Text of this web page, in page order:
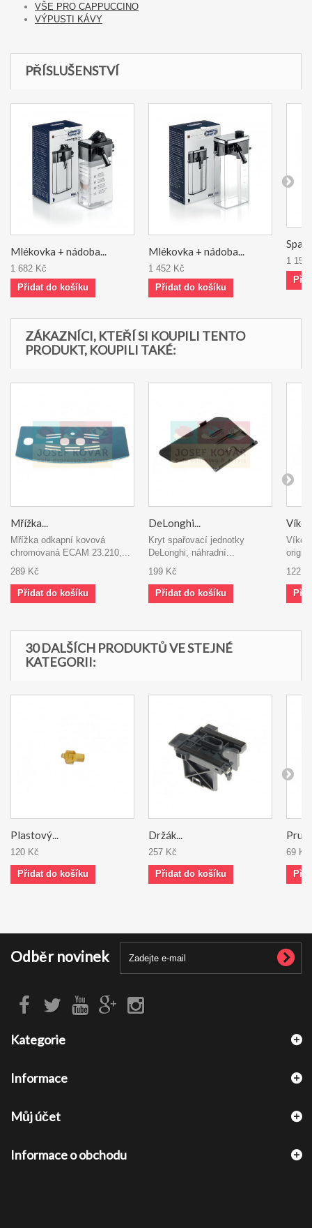
VŠE PRO CAPPUCCINO
VÝPUSTI KÁVY
PŘÍSLUŠENSTVÍ
Mlékovka + nádoba...
1 682 Kč
Přidat do košíku
Mlékovka + nádoba...
1 452 Kč
Přidat do košíku
1 150
ZÁKAZNÍCI, KTEŘÍ SI KOUPILI TENTO
PRODUKT, KOUPILI TAKÉ:
Mřížka...
Mřížka odkapní kovová
chromovaná ECAM 23.210,...
289 Kč
Přidat do košíku
DeLonghi...
Kryt spařovací jednotky
DeLonghi, náhradní...
199 Kč
Přidat do košíku
Víko
Víko
122
30 DALŠÍCH PRODUKTŮ VE STEJNÉ
KATEGORII:
Plastový...
120 Kč
Přidat do košíku
Držák...
257 Kč
Přidat do košíku
69 Kč
Odběr novinek
Kategorie
Informace
Můj účet
Informace o obchodu